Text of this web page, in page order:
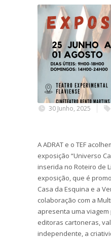
30 Junho, 2025
A ADRAT e o TEF
exposição “Universo
inserida no Roteiro de
exposição, que é
Casa da Esquina e a
colaboração com a
apresenta uma
editoras cartoneras,
independente, a